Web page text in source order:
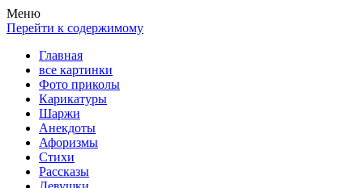
Весела хата — прикольные картинки, смешные истории,
клипы!
Покажем всем ваши фото приколы, карикатуры, шаржи, стихи,
рассказы, видео и песни!
Меню
Перейти к содержимому
Главная
все картинки
Фото приколы
Карикатуры
Шаржи
Анекдоты
Афоризмы
Стихи
Рассказы